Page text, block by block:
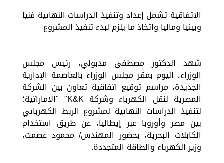
الاتفاقية تشمل إعداد وتنفيذ الدراسات النهائية فنيا
وبيئيا وماليا واتخاذ ما يلزم لبدء تنفيذ المشروع
شهد الدكتور مصطفى مدبولي، رئيس مجلس
الوزراء، اليوم بمقر مجلس الوزراء بالعاصمة الإدارية
الجديدة، مراسم توقيع اتفاقية تعاون بين الشركة
المصرية لنقل الكهرباء وشركة K&K" "الإماراتية؛
لتنفيذ الدراسات النهائية لمشروع الربط الكهربائي
بين مصر وأوروبا عبر إيطاليا، عن طريق استخدام
الكابلات البحرية، بحضور المهندس/ محمود عصمت،
وزير الكهرباء والطاقة المتجددة.